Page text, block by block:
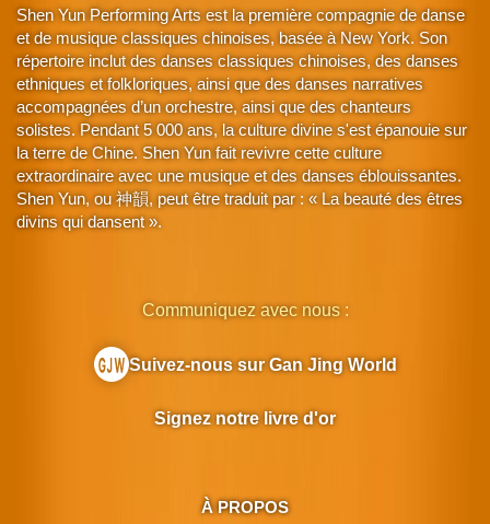
Shen Yun Performing Arts est la première compagnie de danse
et de musique classiques chinoises, basée à New York. Son
répertoire inclut des danses classiques chinoises, des danses
ethniques et folkloriques, ainsi que des danses narratives
accompagnées d’un orchestre, ainsi que des chanteurs
solistes. Pendant 5 000 ans, la culture divine s'est épanouie sur
la terre de Chine. Shen Yun fait revivre cette culture
extraordinaire avec une musique et des danses éblouissantes.
Shen Yun, ou 神韻, peut être traduit par : « La beauté des êtres
divins qui dansent ».
À PROPOS
Communiquez avec nous :
Suivez-nous sur Gan Jing World
Signez notre livre d'or